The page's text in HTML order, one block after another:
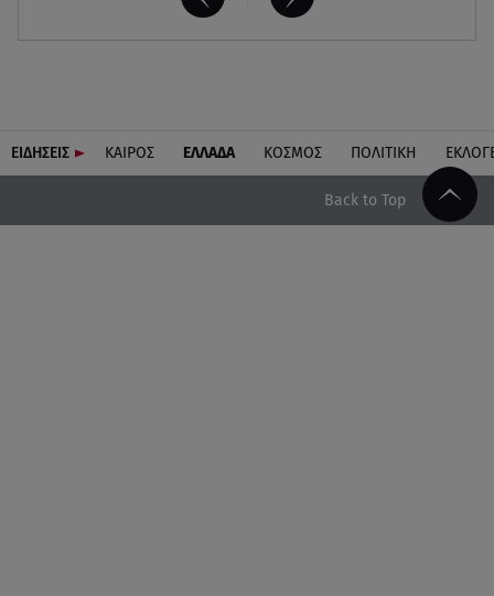
ΕΙΔΗΣΕΙΣ ΚΑΙΡΟΣ ΕΛΛΑΔΑ ΚΟΣΜΟΣ ΠΟΛΙΤΙΚΗ
Back to Top